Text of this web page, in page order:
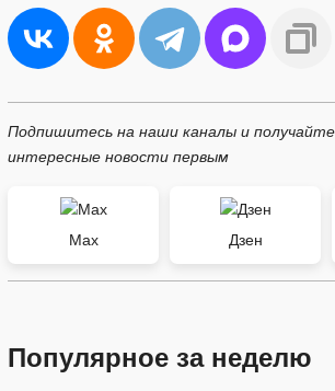
Подпишитесь на наши каналы и
интересные новости первым
Max Дзен
Популярное за неделю